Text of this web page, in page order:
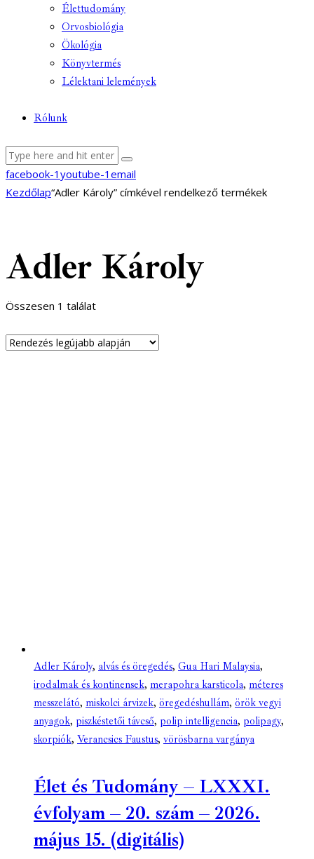
Élettudomány
Orvosbiológia
Ökológia
Könyvtermés
Lélektani lelemények
Rólunk
facebook-1 youtube-1 email
Kezdőlap“Adler Károly” címkével rendelkező termékek
Adler Károly
Összesen 1 találat
Adler Károly, alvás és öregedés, Gua Hari Malaysia,
irodalmak és kontinensek, merapohra karsticola, méteres
messzelátó, miskolci árvizek, öregedéshullám, örök vegyi
anyagok, piszkéstetői távcső, polip intelligencia, polipagy,
skorpiók, Verancsics Faustus, vörösbarna vargánya
Élet és Tudomány – LXXXI.
évfolyam – 20. szám – 2026.
május 15. (digitális)